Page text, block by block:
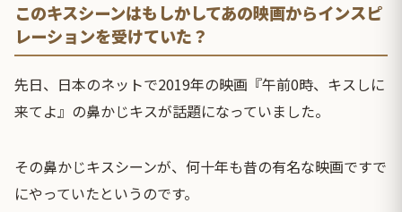
このキスシーンはもしかしてあの映画からインスピ
レーションを受けていた？
先日、日本のネットで2019年の映画『午前0時、キスしに
来てよ』の鼻かじキスが話題になっていました。
その鼻かじキスシーンが、何十年も昔の有名な映画ですで
にやっていたというのです。